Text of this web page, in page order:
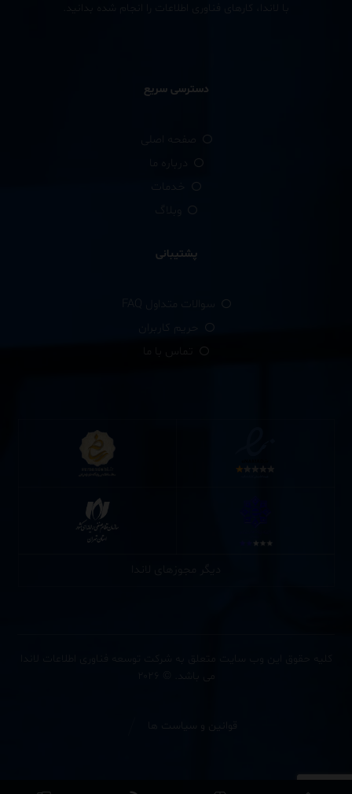
با لاندا، کارهای فناوری اطلاعات را انجام شده بدانید.
دسترسی سریع
صفحه اصلی
پشتیبانی
سوالات متداول FAQ
حریم کاربران
دیگر مجوزهای لاندا
کلیه حقوق این وب سایت متعلق به شرکت توسعه فناوری اطلاعات لاندا
قوانین و سیاست ها